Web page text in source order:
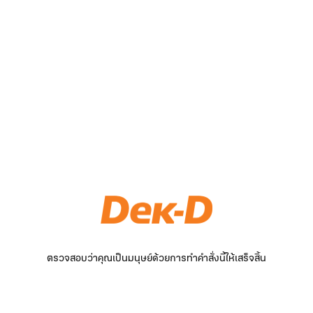
ตรวจสอบว่าคุณเป็นมนุษย์ด้วยการทำคำสั่งนี้ให้เสร็จสิ้น